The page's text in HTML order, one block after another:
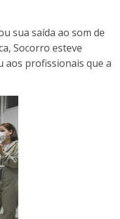
sua saída ao som de
Socorro esteve
aos profissionais que a